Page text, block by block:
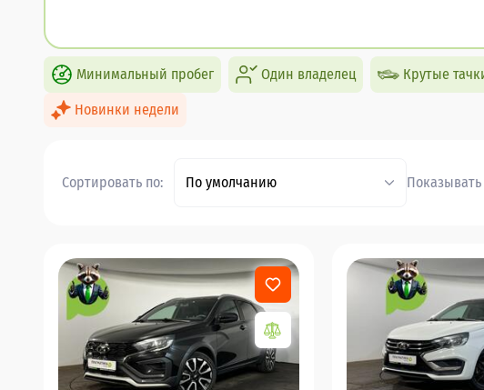
Минимальный пробег Один владелец Крутые
Новинки недели
Сортировать по: По умолчанию Показывать